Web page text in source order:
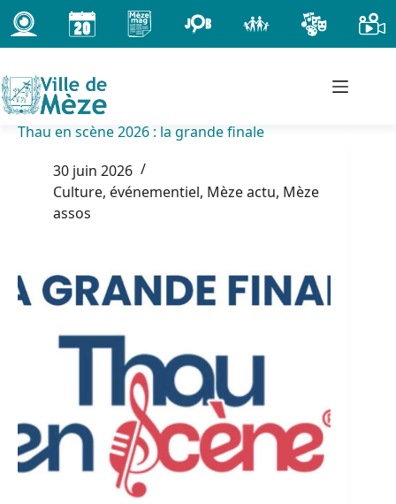
Passer
au
contenu
Thau en scène 2026 : la grande finale
30 juin 2026
Culture, événementiel, Mèze actu, Mèze
assos